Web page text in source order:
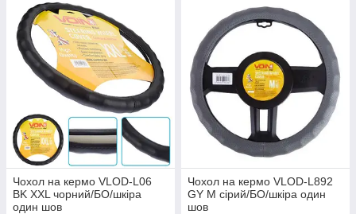
Чохол на кермо VLOD-L06
BK XXL чорний/БО/шкіра
один шов
Чохол на кермо VLOD-L892
GY M сірий/БО/шкіра один
шов